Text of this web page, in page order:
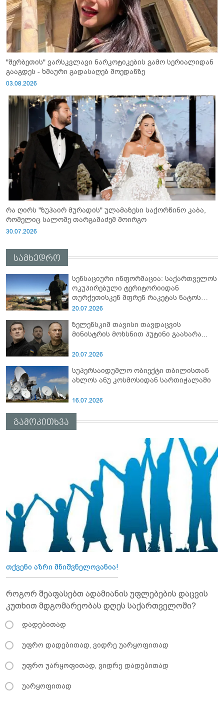
"შერბეთის" ვარსკვლავი ნარკოტიკების გამო სერიალიდან
გააგდეს - ხმაური გადასაღებ მოედანზე
03.08.2026
რა ღირს "ზუჰაირ მურადის" ულამაზესი საქორწინო კაბა,
რომელიც სალომე თარგამაძემ მოირგო
30.07.2026
სამხედრო
სენსაციური ინფორმაცია: საქართველოს
ოკუპირებული ტერიტორიიდან
თურქეთისკენ მფრენ რაკეტას ნატოს
სამიტი კინაღამ ჩაუშლია
20.07.2026
ზელენსკიმ თავისი თავდაცვის
მინისტრის მოხსნით პუტინი გაახარა...
20.07.2026
სუპერსაიდუმლო ობიექტი თბილისთან
ახლოს ანუ კოსმოსიდან სართიჭალაში
16.07.2026
გამოკითხვა
თქვენი აზრი მნიშვნელოვანია!
როგორ შეაფასებთ ადამიანის უფლებების დაცვის
კუთხით მდგომარეობას დღეს საქართველოში?
დადებითად
უფრო დადებითად, ვიდრე უარყოფითად
უფრო უარყოფითად, ვიდრე დადებითად
უარყოფითად